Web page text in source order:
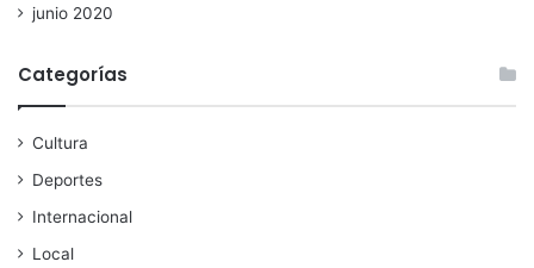
junio 2020
Categorías
Cultura
Deportes
Internacional
Local